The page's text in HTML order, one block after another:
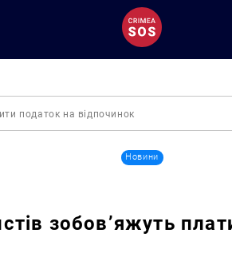
податок на відпочинок
Новини
зобов’яжуть